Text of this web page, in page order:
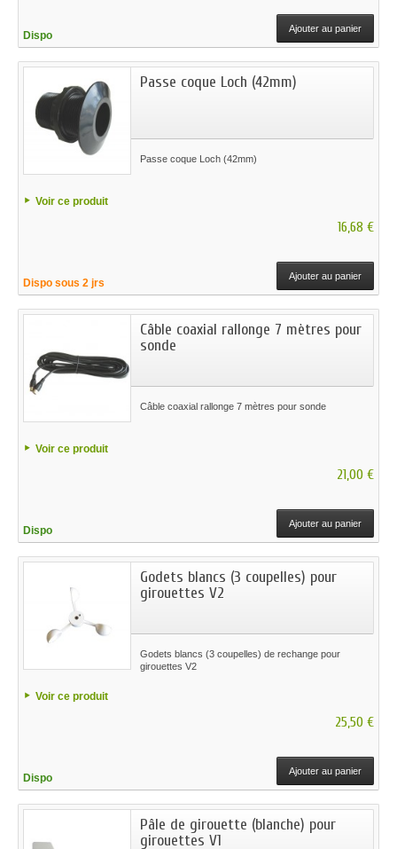
Dispo
Ajouter au panier
Passe coque Loch (42mm)
Passe coque Loch (42mm)
Voir ce produit
16,68 €
Dispo sous 2 jrs
Ajouter au panier
Câble coaxial rallonge 7 mètres pour
sonde
Câble coaxial rallonge 7 mètres pour sonde
Voir ce produit
21,00 €
Dispo
Ajouter au panier
Godets blancs (3 coupelles) pour
girouettes V2
Godets blancs (3 coupelles) de rechange pour
girouettes V2
Voir ce produit
25,50 €
Dispo
Ajouter au panier
Pâle de girouette (blanche) pour
girouettes V1